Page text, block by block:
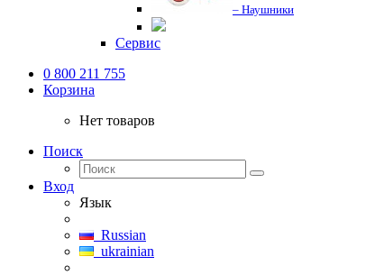
– Наушники
Сервис
0 800 211 755
Корзина
Нет товаров
Поиск
Вход
Язык
Russian
ukrainian